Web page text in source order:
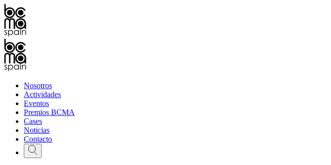
Nosotros
Actividades
Eventos
Premios BCMA
Cases
Noticias
Contacto